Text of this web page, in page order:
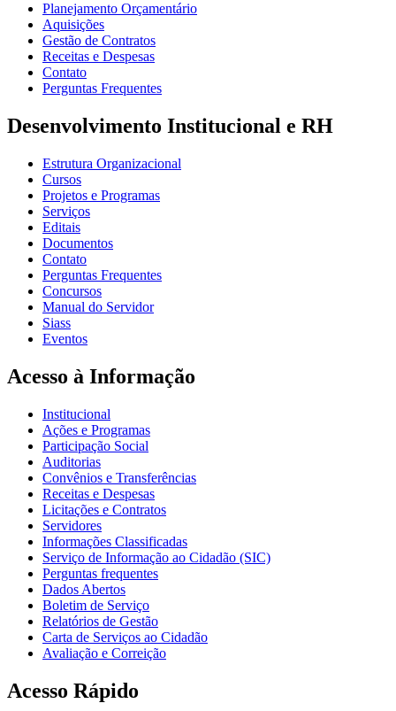
Planejamento Orçamentário
Aquisições
Gestão de Contratos
Receitas e Despesas
Contato
Perguntas Frequentes
Desenvolvimento Institucional e RH
Estrutura Organizacional
Cursos
Projetos e Programas
Serviços
Editais
Documentos
Contato
Perguntas Frequentes
Concursos
Manual do Servidor
Siass
Eventos
Acesso à Informação
Institucional
Ações e Programas
Participação Social
Auditorias
Convênios e Transferências
Receitas e Despesas
Licitações e Contratos
Servidores
Informações Classificadas
Serviço de Informação ao Cidadão (SIC)
Perguntas frequentes
Dados Abertos
Boletim de Serviço
Relatórios de Gestão
Carta de Serviços ao Cidadão
Avaliação e Correição
Acesso Rápido